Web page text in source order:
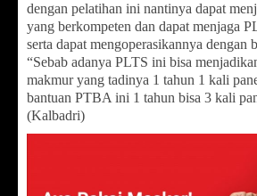
dengan pelatihan ini nantinya dapat
yang berkompeten dan dapat menjaga
serta dapat mengoperasikannya dengan
“Sebab adanya PLTS ini bisa
makmur yang tadinya 1 tahun 1 kali
bantuan PTBA ini 1 tahun bisa 3 kali
(Kalbadri)